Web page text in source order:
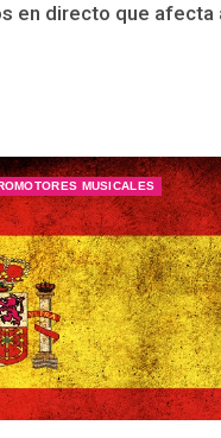
en directo que afecta
MUSICALES